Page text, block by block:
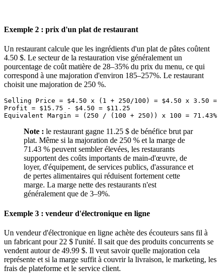
Exemple 2 : prix d'un plat de restaurant
Un restaurant calcule que les ingrédients d'un plat de pâtes coûtent
4.50 $. Le secteur de la restauration vise généralement un
pourcentage de coût matière de 28–35% du prix du menu, ce qui
correspond à une majoration d'environ 185–257%. Le restaurant
choisit une majoration de 250 %.
Selling Price = $4.50 x (1 + 250/100) = $4.50 x 3.50 =
Profit = $15.75 - $4.50 = $11.25
Note : le restaurant gagne 11.25 $ de bénéfice brut par
plat. Même si la majoration de 250 % et la marge de
71.43 % peuvent sembler élevées, les restaurants
supportent des coûts importants de main-d'œuvre, de
loyer, d'équipement, de services publics, d'assurance et
de pertes alimentaires qui réduisent fortement cette
marge. La marge nette des restaurants n'est
généralement que de 3–9%.
Exemple 3 : vendeur d'électronique en ligne
Un vendeur d'électronique en ligne achète des écouteurs sans fil à
un fabricant pour 22 $ l'unité. Il sait que des produits concurrents se
vendent autour de 49.99 $. Il veut savoir quelle majoration cela
représente et si la marge suffit à couvrir la livraison, le marketing, les
frais de plateforme et le service client.